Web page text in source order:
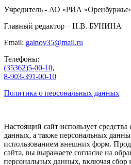
Учредитель - АО «РИА
Главный редактор – Н.В. БУНИНА
Email: gainov35@mail.ru
Телефоны:
(35362)5-00-10,
8-903-391-00-10
Политика о персональных данных
Настоящий сайт использует средства
данных, а также персональных
использованием внешних форм.
сайта, вы выражаете согласие на
персональных данных, включая сбор